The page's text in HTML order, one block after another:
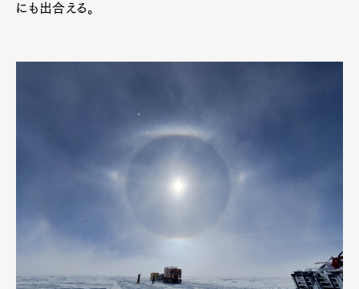
にも出合える。